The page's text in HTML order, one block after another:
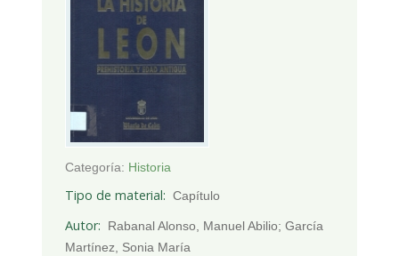
Categoría: Historia
Tipo de material Capítulo
Autor
Rabanal Alonso, Manuel Abilio; García
Martínez, Sonia María